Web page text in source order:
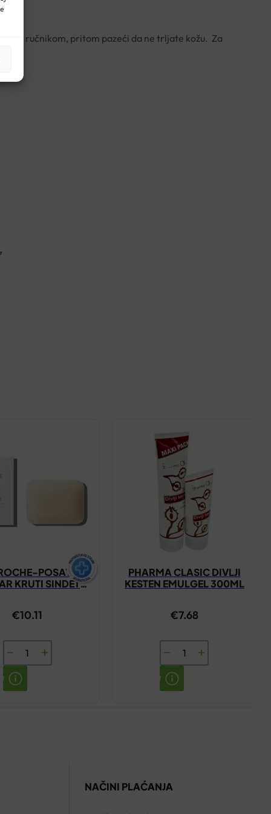
ručnikom, pritom pazeći da ne trljate kožu. Za
POSAY
KRUTI SINDET
€10.11
LA
ROCHE-
POSAY
PHARMA CLASIC DIVLJI
KESTEN EMULGEL 300ML
€7.68
PHARMA
CLASIC
DIVLJI
NAČINI PLAĆANJA